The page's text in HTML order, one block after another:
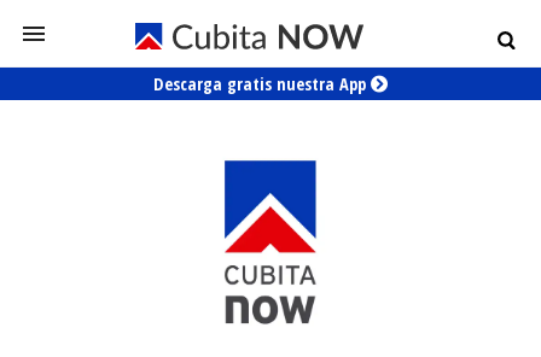
Descarga gratis nuestra App